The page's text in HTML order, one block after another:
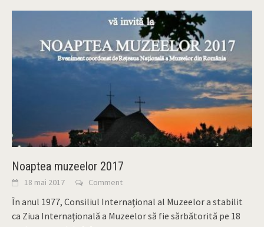
Noaptea muzeelor 2017
18 mai 2017 Comment
În anul 1977, Consiliul Internaţional al Muzeelor a stabilit
ca Ziua Internaţională a Muzeelor să fie sărbătorită pe 18